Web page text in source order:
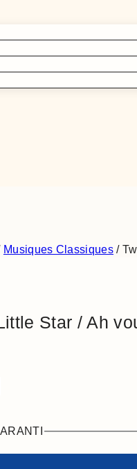
Musiques Classiques /
Star / Ah